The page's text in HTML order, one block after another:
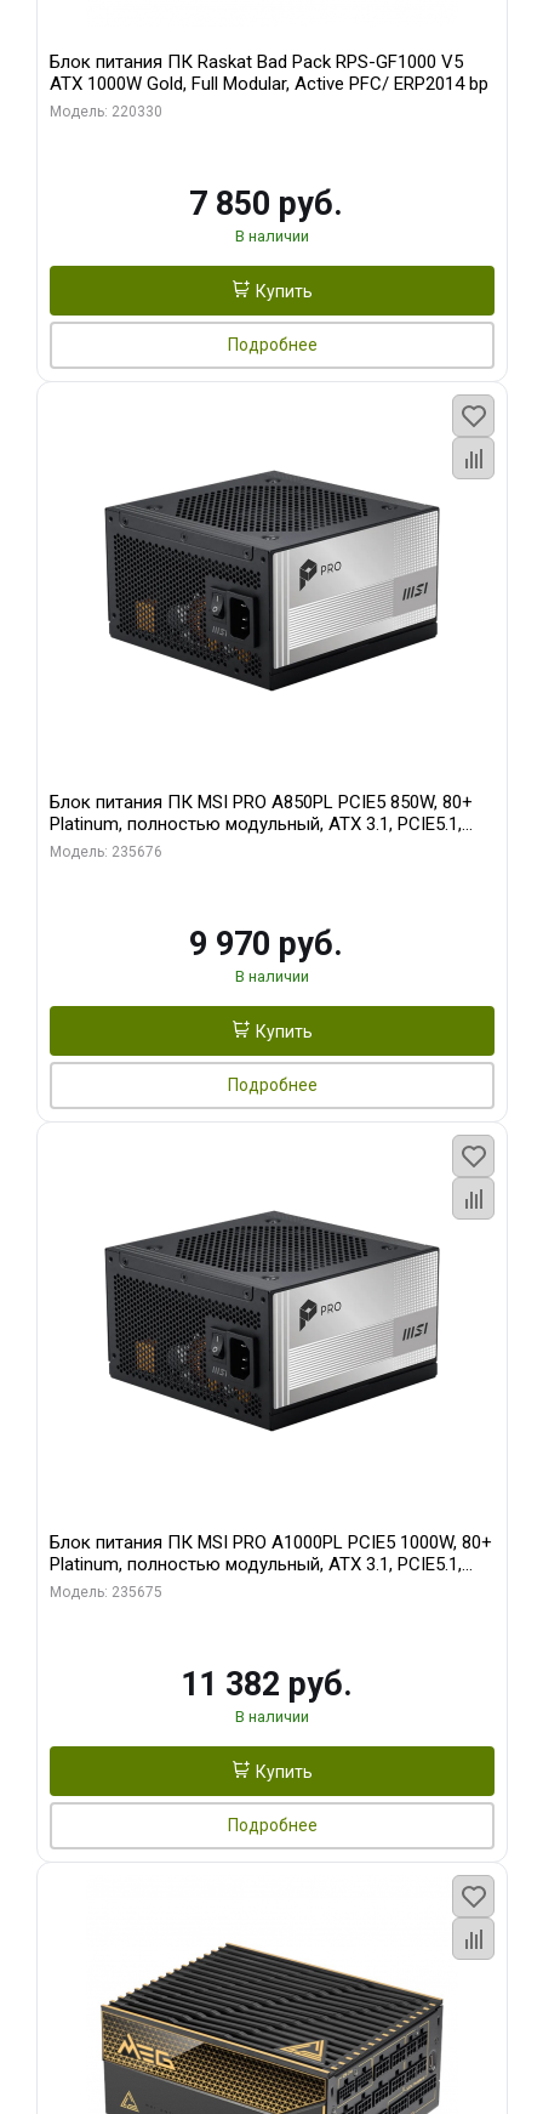
Блок питания ПК Raskat Bad Pack RPS-GF1000 V5
ATX 1000W Gold, Full Modular, Active PFC/ ERP2014 bp
Модель: 220330
7 850 руб.
В наличии
Купить
Подробнее
Блок питания ПК MSI PRO A850PL PCIE5 850W, 80+
Platinum, полностью модульный, ATX 3.1, PCIE5.1,
RTL
Модель: 235676
9 970 руб.
В наличии
Купить
Подробнее
Блок питания ПК MSI PRO A1000PL PCIE5 1000W, 80+
Platinum, полностью модульный, ATX 3.1, PCIE5.1,
RTL
Модель: 235675
11 382 руб.
В наличии
Купить
Подробнее